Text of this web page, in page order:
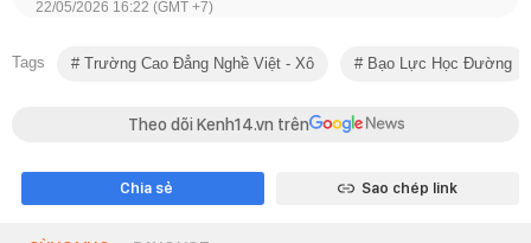
22/05/2026 16:22 (GMT +7)
Tags Trường Cao Đẳng Nghề Việt - Xô Bạo Lực Học Đường
Theo dõi Kenh14.vn trên
Chia sẻ Sao chép link